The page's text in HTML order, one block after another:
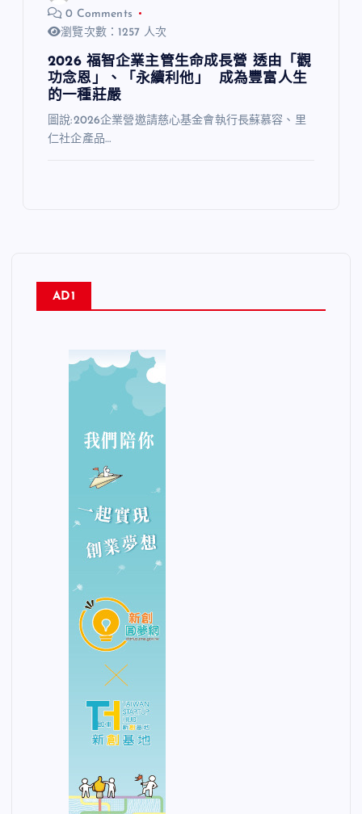
0 Comments
瀏覽次數：1257 人次
2026 福智企業主管生命成長營 透由「觀
功念恩」、「永續利他」 成為豐富人生
的一種莊嚴
圖說:2026企業營邀請慈心基金會執行長蘇慕容、里
仁社企產品…
AD1